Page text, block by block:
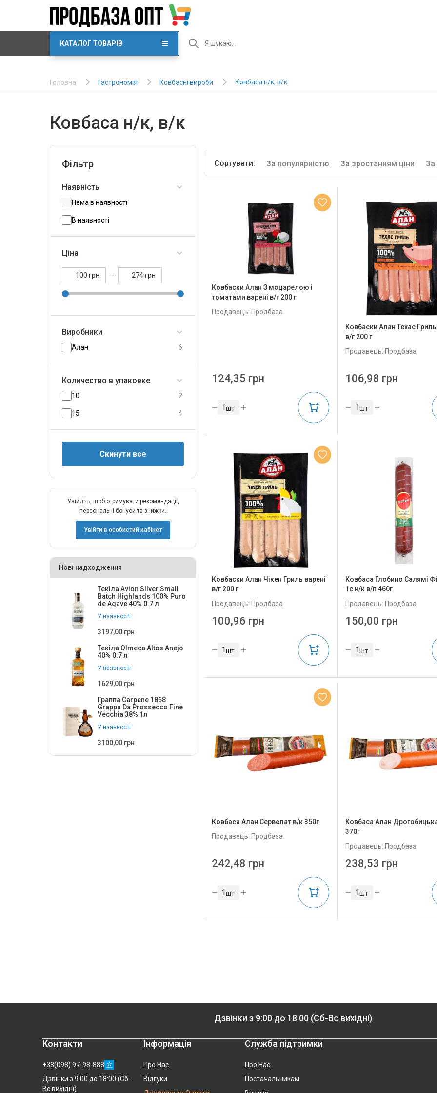
КАТАЛОГ ТОВАРІВ
Головна Гастрономія Ковбасні вироби Ковбаса н/к, в/к
Ковбаса н/к, в/к
Фільтр
Наявність
Нема в наявності
В наявності
Ціна
грн – грн
Виробники
Алан 6
Количество в упаковке
10 2
15 4
Увійдіть, щоб отримувати рекомендації,
персональні бонуси та знижки.
Увійти в особистий кабінет
Нові надходження
Текіла Avion Silver Small
Batch Highlands 100% Puro
de Agave 40% 0.7 л
У наявності
3197,00 грн
Текіла Olmeca Altos Anejo
40% 0.7 л
У наявності
1629,00 грн
Граппа Carpene 1868
Grappa Da Prossecco Fine
Vecchia 38% 1л
У наявності
3100,00 грн
Сортувати: За популярністю За зростанням ціни За
Ковбаски Алан З моцарелою і
томатами варені в/г 200 г
Продавець: Продбаза
124,35 грн
шт
Ковбаски Алан Техас Гриль
в/г 200 г
Продавець: Продбаза
106,98 грн
шт
Ковбаски Алан Чікен Гриль варені
в/г 200 г
Продавець: Продбаза
100,96 грн
шт
Ковбаса Глобино Салямі
1с н/к в/п 460г
Продавець: Продбаза
150,00 грн
шт
Ковбаса Алан Сервелат в/к 350г
Продавець: Продбаза
242,48 грн
шт
Ковбаса Алан
370г
Продавець: Продбаза
238,53 грн
шт
Дзвінки з 9:00 до 18:00 (Сб-Вс вихідні)
Контакти
+38(098) 97-98-888
Дзвінки з 9:00 до 18:00 (Сб-
Вс вихідні)
Інформація
Про Нас
Відгуки
Служба підтримки
Про Нас
Постачальникам